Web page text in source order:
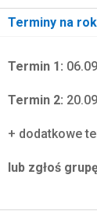
Terminy na
Termin 1:
Termin 2:
+ dodatkowe
lub zgłoś